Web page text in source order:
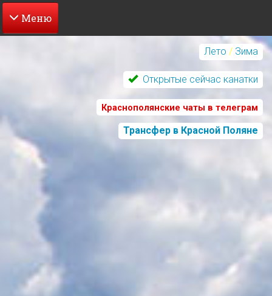
Перейти
Лето / Зима
Открытые сейчас канатки
Краснополянские чаты в телеграм
Трансфер в Красной Поляне